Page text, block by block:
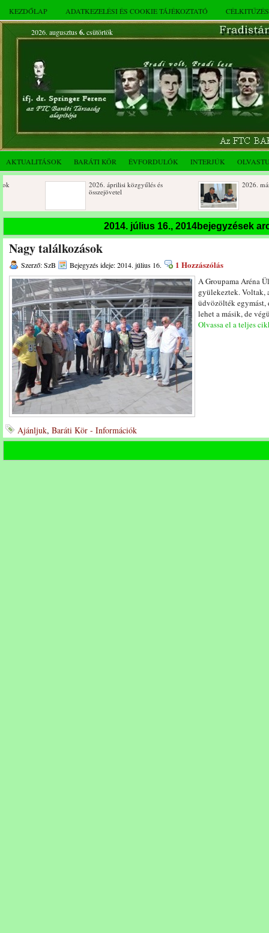
KEZDŐLAP ADATKEZELÉSI ÉS COOKIE TÁJÉKOZTATÓ
2026. augusztus 6.csütörtök
AKTUALITÁSOK BARÁTI KÖR ÉVFORDULÓK INTERJÚK
2026. áprilisi közgyűlés és
2026. márciusi
Születésnapi koszorúzások
Rendkívüli
novemberi
Az FTC Baráti Kör 2025. októberi
összejövetel
2014. július 16., 2014bejegyzések
Nagy találkozások
Szerző: SzB Bejegyzés ideje: 2014. július 16. 1 Hozzászólás
A Groupama Aréna
gyülekeztek. Voltak,
üdvözölték
lehet a másik, de
Olvassa el a teljes
Ajánljuk, Baráti Kör - Információk